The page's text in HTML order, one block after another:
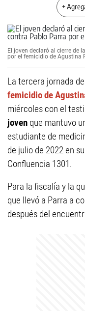
+
El joven declaró al cierre de
por el femicidio de Agustina
La tercera jornada
femicidio de
miércoles con el
joven que mantuvo
estudiante de
de julio de 2022 en
Confluencia 1301.
Para la fiscalía y la
que llevó a Parra a
después del